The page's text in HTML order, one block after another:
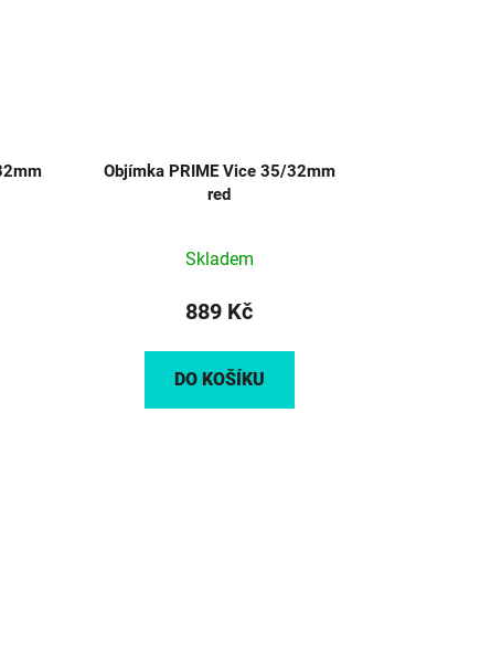
Objímka PRIME Vice 35/32mm
red
Skladem
889 Kč
DO KOŠÍKU